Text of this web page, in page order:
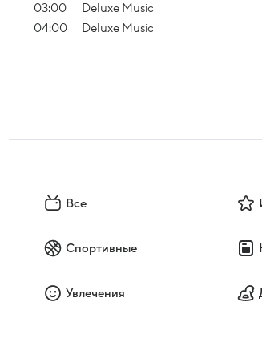
03:00
Deluxe Music
04:00
Deluxe Music
Все
Спортивные
Увлечения